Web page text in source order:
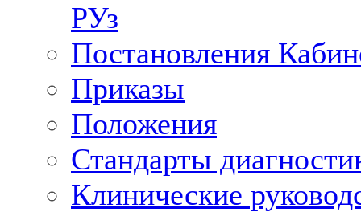
РУз
Постановления
Приказы
Положения
Стандарты
Клинические